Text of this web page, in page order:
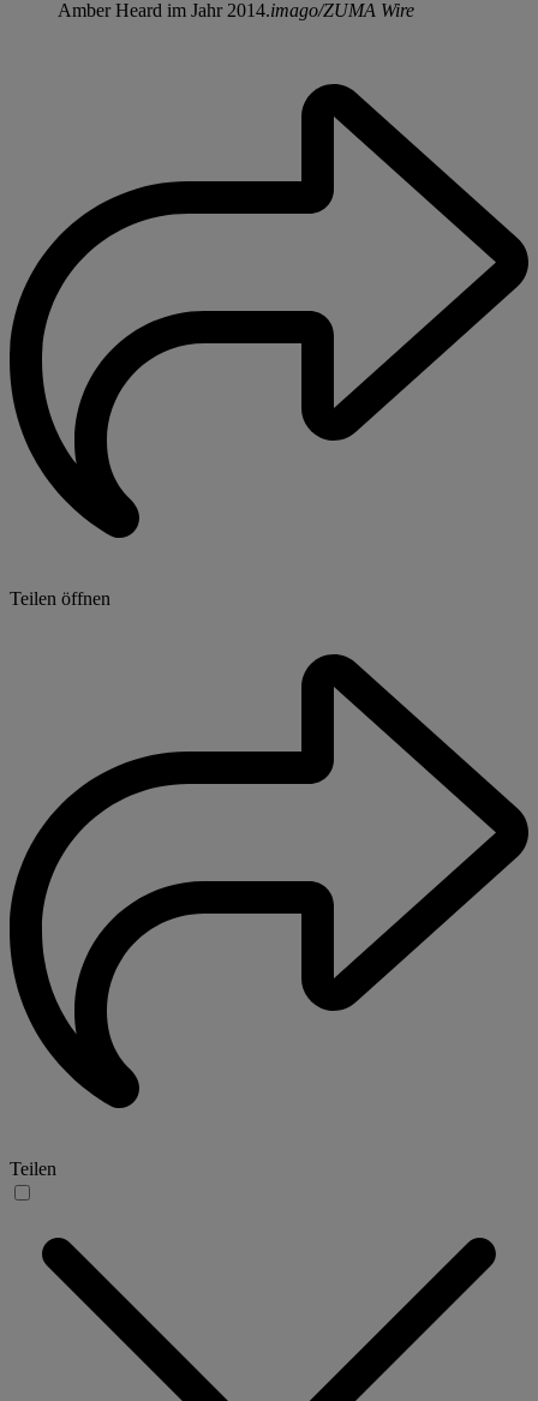
Amber Heard im Jahr 2014.imago/ZUMA Wire
Teilen öffnen
Teilen